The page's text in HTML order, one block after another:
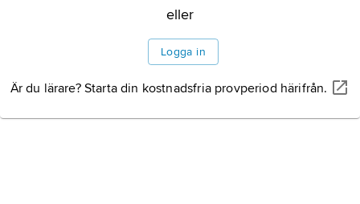
eller
Logga in
Är du lärare? Starta din kostnadsfria provperiod härifrån.